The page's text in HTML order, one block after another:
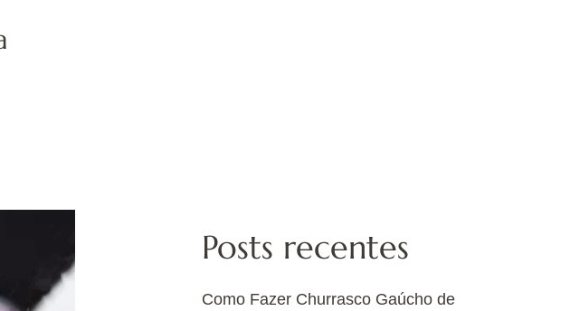
Posts recentes
Como Fazer Churrasco Gaúcho de